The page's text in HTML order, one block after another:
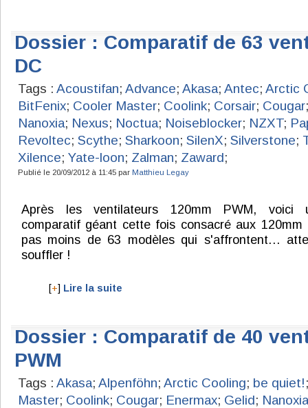
Dossier : Comparatif de 63
DC
Tags : Acoustifan; Advance; Akasa; Antec; Arctic
BitFenix; Cooler Master; Coolink; Corsair; Cougar
Nanoxia; Nexus; Noctua; Noiseblocker; NZXT;
Revoltec; Scythe; Sharkoon; SilenX; Silverstone;
Xilence; Yate-loon; Zalman; Zaward;
Publié le 20/09/2012 à 11:45 par Matthieu Legay
Après les ventilateurs 120mm PWM, voici
comparatif géant cette fois consacré aux 120mm
pas moins de 63 modèles qui s'affrontent…
souffler !
[+] Lire la suite
Dossier : Comparatif de 40
PWM
Tags : Akasa; Alpenföhn; Arctic Cooling; be quiet!
Master; Coolink; Cougar; Enermax; Gelid; Nanoxia